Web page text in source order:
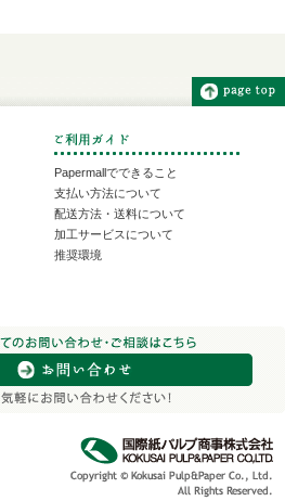
Papermallでできること
支払い方法について
配送方法・送料について
加工サービスについて
推奨環境